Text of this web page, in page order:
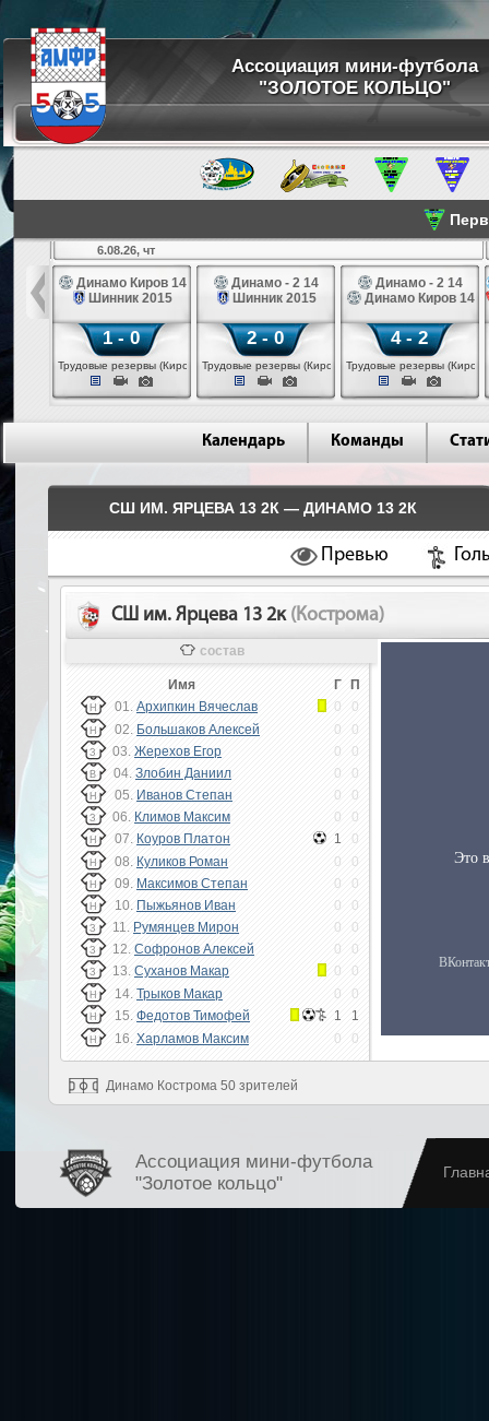
Ассоциация мини-футбола
"ЗОЛОТОЕ КОЛЬЦО"
14
6.08.26, чт
Динамо Киров 14
Шинник 2015
1 - 0
Трудовые резервы (Киров)
Динамо - 2 14
Шинник 2015
2 - 0
Трудовые резервы (Киров)
Динамо - 2 14
Динамо Киров 14
4 - 2
Трудовые резервы (Киров)
Календарь Команды
СШ ИМ. ЯРЦЕВА 13 2К — ДИНАМО 13 2К
Превью
СШ им. Ярцева 13 2к (Кострома)
состав
Имя Г П
Н 01. Архипкин Вячеслав 0 0
Н 02. Большаков Алексей 0 0
З 03. Жерехов Егор 0 0
В 04. Злобин Даниил 0 0
Н 05. Иванов Степан 0 0
З 06. Климов Максим 0 0
Н 07. Коуров Платон 1 0
Н 08. Куликов Роман 0 0
Н 09. Максимов Степан 0 0
Н 10. Пыжьянов Иван 0 0
З 11. Румянцев Мирон 0 0
З 12. Софронов Алексей 0 0
З 13. Суханов Макар 0 0
Н 14. Трыков Макар 0 0
Н 15. Федотов Тимофей 1 1
Н 16. Харламов Максим 0 0
Динамо Кострома 50 зрителей
Ассоциация мини-футбола
"Золотое кольцо"